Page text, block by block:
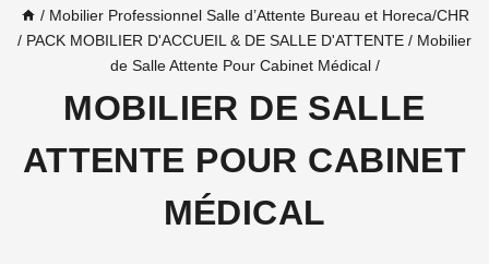
/ Mobilier Professionnel Salle d’Attente Bureau et Horeca/CHR
/ PACK MOBILIER D'ACCUEIL & DE SALLE D'ATTENTE / Mobilier
de Salle Attente Pour Cabinet Médical /
MOBILIER DE SALLE
ATTENTE POUR CABINET
MÉDICAL